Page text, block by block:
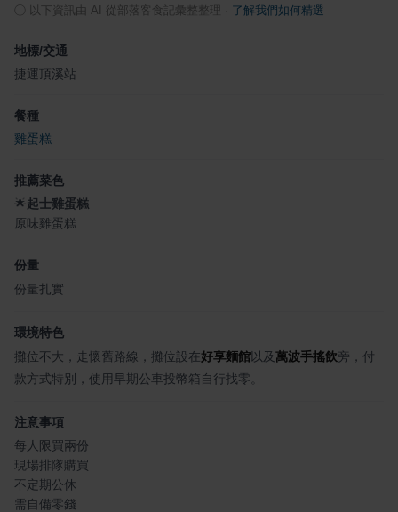
ⓘ 以下資訊由 AI 從部落客食記彙整整理 了解我們如何精選
地標/交通
捷運頂溪站
餐種
雞蛋糕
推薦菜色
🌟起士雞蛋糕
原味雞蛋糕
份量
份量扎實
環境特色
攤位不大，走懷舊路線，攤位設在好享麵館以及萬波手搖飲旁，付
款方式特別，使用早期公車投幣箱自行找零。
注意事項
每人限買兩份
現場排隊購買
不定期公休
需自備零錢